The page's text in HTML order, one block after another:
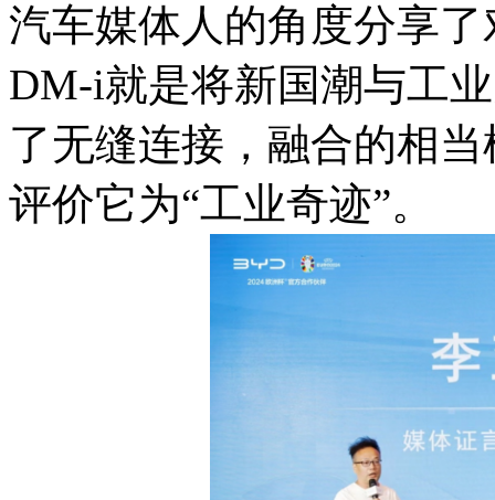
汽车媒体人的角度分享
DM-i就是将新国潮与工
了无缝连接，融合的相
评价它为“工业奇迹”。